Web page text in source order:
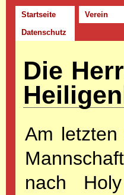
Startseite Verein
Datenschutz
Die
Am
nach